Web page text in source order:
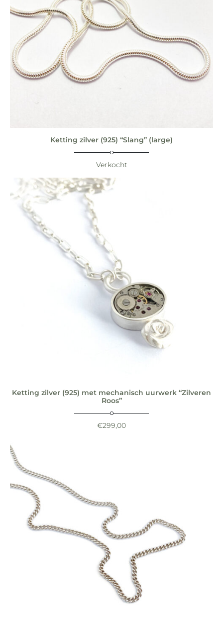
Ketting zilver (925) “Slang” (large)
Verkocht
Ketting zilver (925) met mechanisch uurwerk “Zilveren
Roos”
€299,00